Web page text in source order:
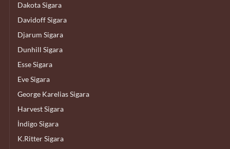
Dakota Sigara
Davidoff Sigara
Djarum Sigara
Dunhill Sigara
Esse Sigara
Eve Sigara
George Karelias Sigara
Harvest Sigara
İndigo Sigara
K.Ritter Sigara